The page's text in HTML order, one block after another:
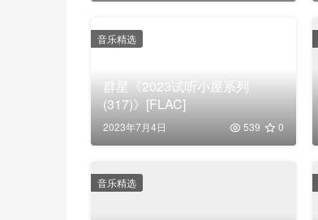
群星《2023试听小屋系列
(317)》[FLAC]
2023年7月4日 539 0
音乐精选
音乐精选